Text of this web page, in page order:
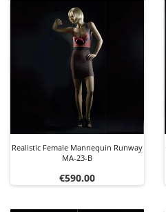
Realistic Female Mannequin Runway
MA-23-B
Price
€590.00